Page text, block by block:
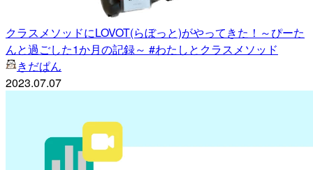
クラスメソッドにLOVOT(らぼっと)がやってきた！～ぴーた
んと過ごした1か月の記録～ #わたしとクラスメソッド
きだぱん
2023.07.07